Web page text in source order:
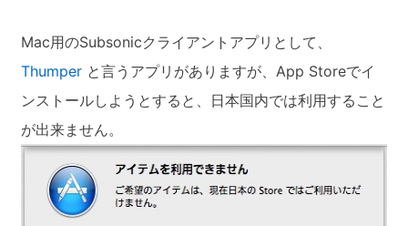
Mac用のSubsonicクライアントアプリとして、
Thumper と言うアプリがありますが、App Storeでイ
ンストールしようとすると、日本国内では利用すること
が出来ません。